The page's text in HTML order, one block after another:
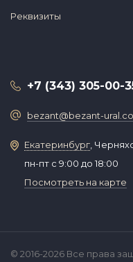
Реквизиты
+7 (343) 305-00-
bezant@bezant-
Екатеринбург ,
пн-пт с 9:00 до 18:00
Посмотреть на карте
© 2016-2026 Все права